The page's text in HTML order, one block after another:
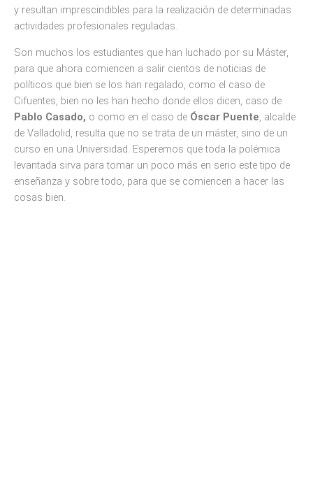
y resultan imprescindibles para la realización de determinadas
actividades profesionales reguladas.
Son muchos los estudiantes que han luchado por su Máster,
para que ahora comiencen a salir cientos de noticias de
políticos que bien se los han regalado, como el caso de
Cifuentes, bien no les han hecho donde ellos dicen, caso de
Pablo Casado, o como en el caso de Óscar Puente, alcalde
de Valladolid, resulta que no se trata de un máster, sino de un
curso en una Universidad. Esperemos que toda la polémica
levantada sirva para tomar un poco más en serio este tipo de
enseñanza y sobre todo, para que se comiencen a hacer las
cosas bien.